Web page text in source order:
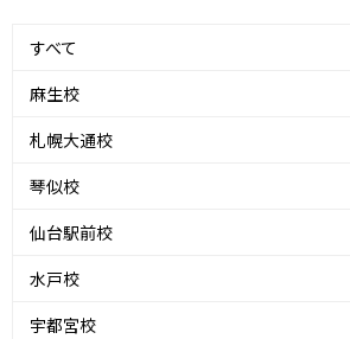
すべて
麻生校
札幌大通校
琴似校
仙台駅前校
水戸校
宇都宮校